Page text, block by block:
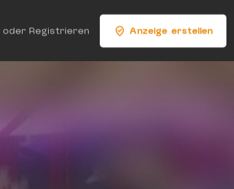
oder Registrieren Anzeige erstellen